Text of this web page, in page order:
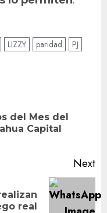
LIZZY paridad
PJ
del Mes del
Capital
Next
real